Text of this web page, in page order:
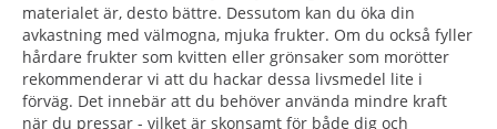
materialet är, desto bättre. Dessutom kan du öka din
avkastning med välmogna, mjuka frukter. Om du också fyller
hårdare frukter som kvitten eller grönsaker som morötter
rekommenderar vi att du hackar dessa livsmedel lite i
förväg. Det innebär att du behöver använda mindre kraft
när du pressar - vilket är skonsamt för både dig och